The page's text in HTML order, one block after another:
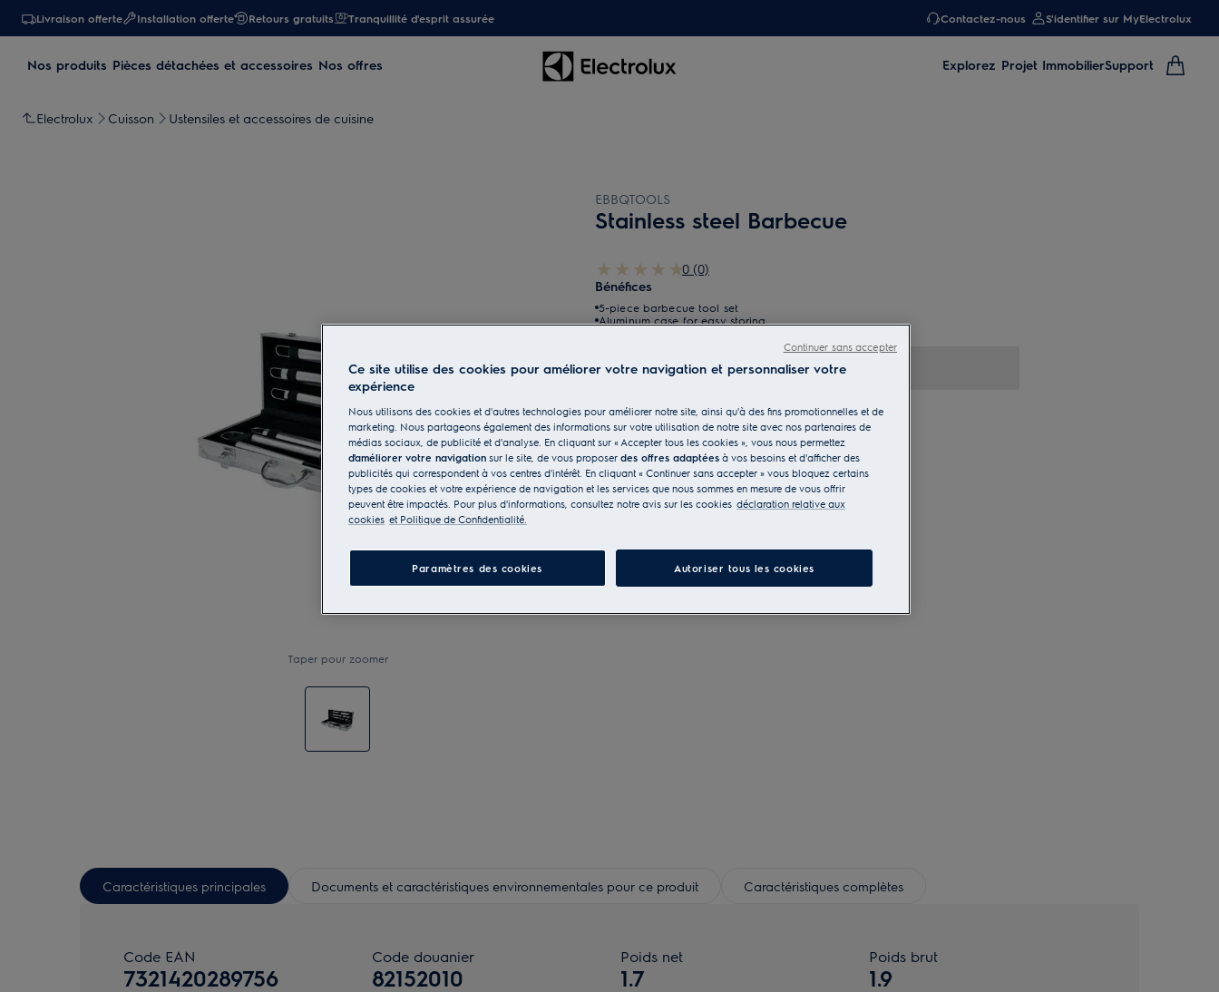
Livraison offerte Installation offerte Retours gratuits Tranquillité d'esprit assurée Contactez-nous S'identifier sur MyElectrolux
Nos produits Pièces détachées et accessoires Nos offres Explorez Projet ImmobilierSupport
Electrolux Cuisson Ustensiles et accessoires de cuisine
Taper pour zoomer
EBBQTOOLS
Stainless steel Barbecue
0 (0)
Bénéfices
5-piece barbecue tool set
Aluminum case for easy storing
Caractéristiques principales Documents et caractéristiques environnementales pour ce produit Caractéristiques complètes
Code EAN
7321420289756
Code douanier
82152010
Poids net
1.7
Poids brut
1.9
Ce site utilise des cookies pour améliorer votre navigation et personnaliser votre
expérience
Nous utilisons des cookies et d'autres technologies pour améliorer notre site, ainsi qu'à des fins promotionnelles et de
marketing. Nous partageons également des informations sur votre utilisation de notre site avec nos partenaires de
médias sociaux, de publicité et d'analyse. En cliquant sur « Accepter tous les cookies », vous nous permettez
d'améliorer votre navigation sur le site, de vous proposer des offres adaptées à vos besoins et d'afficher des
publicités qui correspondent à vos centres d'intérêt. En cliquant « Continuer sans accepter » vous bloquez certains
types de cookies et votre expérience de navigation et les services que nous sommes en mesure de vous offrir
peuvent être impactés. Pour plus d'informations, consultez notre avis sur les cookies déclaration relative aux
cookies et Politique de Confidentialité.
Paramètres des cookies Autoriser tous les cookies
Continuer sans accepter